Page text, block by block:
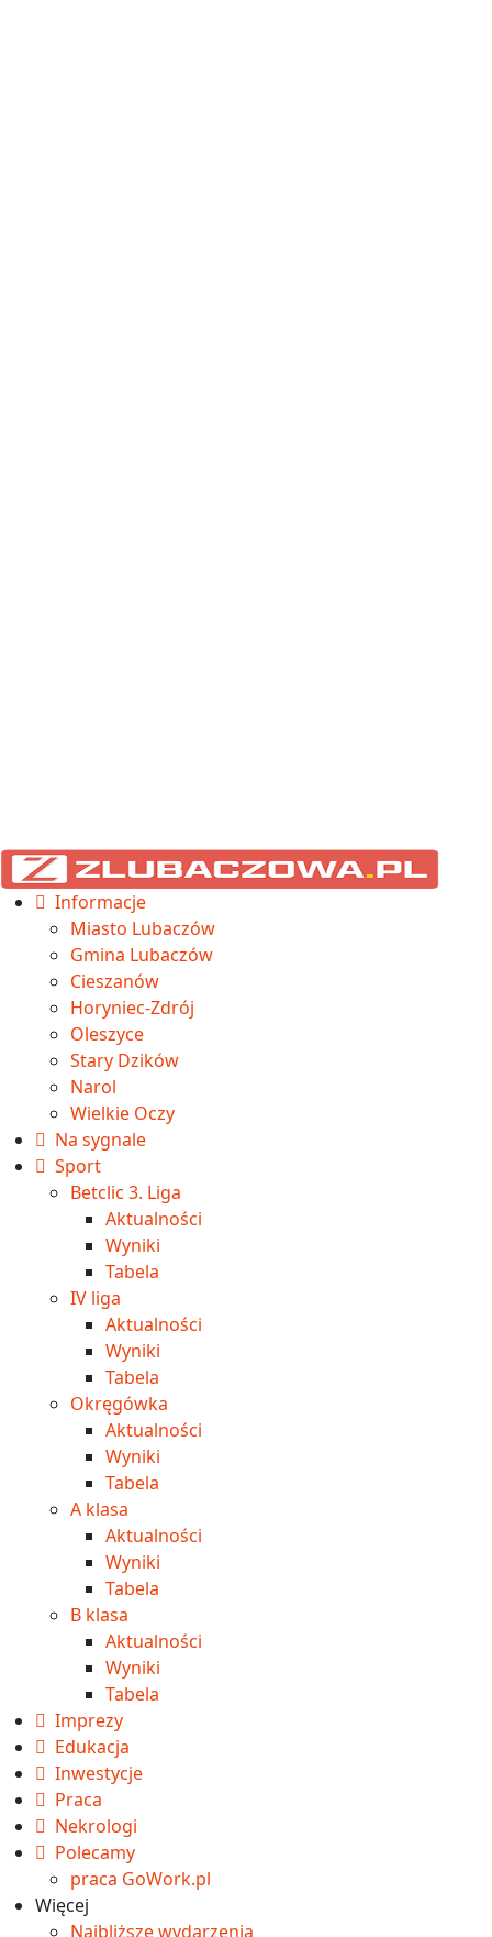
Informacje
Miasto Lubaczów
Gmina Lubaczów
Cieszanów
Horyniec-Zdrój
Oleszyce
Stary Dzików
Narol
Wielkie Oczy
Na sygnale
Sport
Betclic 3. Liga
Aktualności
Wyniki
Tabela
IV liga
Aktualności
Wyniki
Tabela
Okręgówka
Aktualności
Wyniki
Tabela
A klasa
Aktualności
Wyniki
Tabela
B klasa
Aktualności
Wyniki
Tabela
Imprezy
Edukacja
Inwestycje
Praca
Nekrologi
Polecamy
praca GoWork.pl
Więcej
Najbliższe wydarzenia